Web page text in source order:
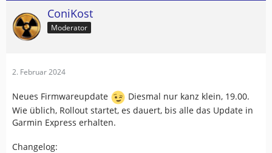
ConiKost
Moderator
2. Februar 2024
Neues Firmwareupdate
Diesmal nur kanz klein, 19.00.
Wie üblich, Rollout startet, es dauert, bis alle das Update in
Garmin Express erhalten.
Changelog: